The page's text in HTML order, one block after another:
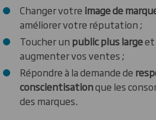
Changer votre image de
améliorer votre réputation ;
Toucher un public plus largeet
augmenter vos ventes ;
Répondre à la demande de
conscientisationque les
des marques.